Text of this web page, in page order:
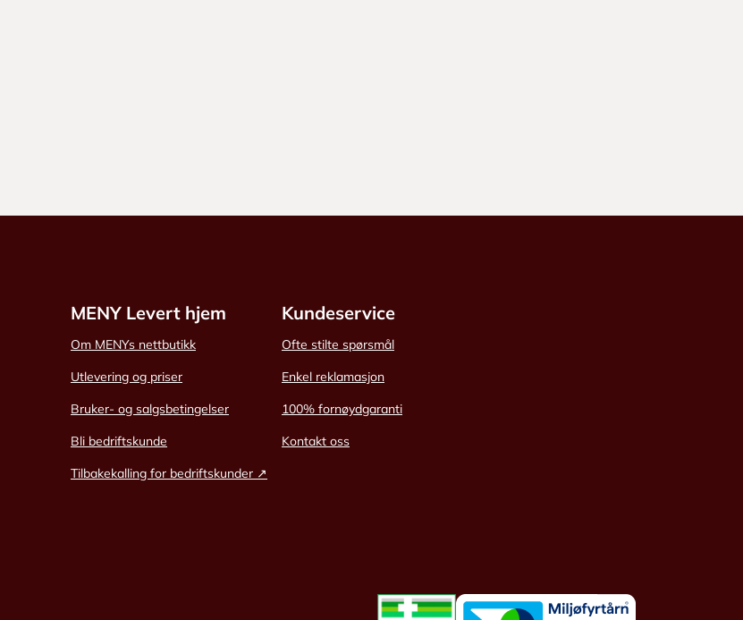
MENY Levert hjem
Om MENYs nettbutikk
Utlevering og priser
Bruker- og salgsbetingelser
Bli bedriftskunde
Tilbakekalling for bedriftskunder ↗
Kundeservice
Ofte stilte spørsmål
Enkel reklamasjon
100% fornøydgaranti
Kontakt oss